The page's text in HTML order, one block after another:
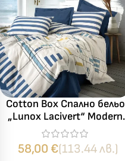
Cotton Box Спално бельо
„Lunox Lacivert“ Modern
Ранфорс – 100% памук –
4 части – за спалня
58,00 €(113.44 лв.)